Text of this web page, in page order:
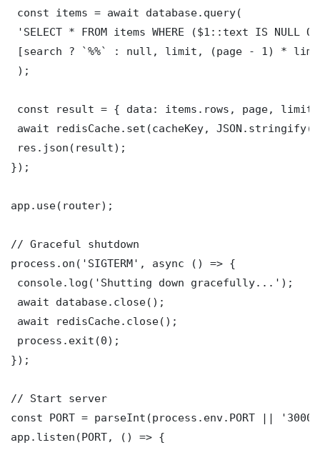
const items = await database.query(
'SELECT * FROM items WHERE ($1::text IS NULL
[search ? `%%` : null, limit, (page - 1) *
);
const result = { data: items.rows, page,
await redisCache.set(cacheKey,
res.json(result);
});
app.use(router);
// Graceful shutdown
process.on('SIGTERM', async () => {
console.log('Shutting down gracefully...');
await database.close();
await redisCache.close();
process.exit(0);
});
// Start server
const PORT = parseInt(process.env.PORT ||
app.listen(PORT, () => {